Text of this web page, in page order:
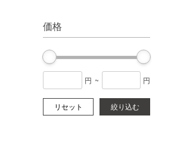
価格
円 ~ 円
リセット 絞り込む